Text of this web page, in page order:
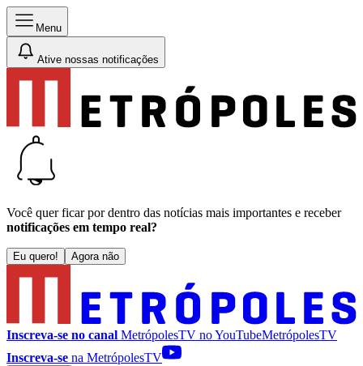
Menu
Ative nossas notificações
Você quer ficar por dentro das notícias mais importantes e receber
notificações em tempo real?
Eu quero! Agora não
Inscreva-se no canal MetrópolesTV noYouTubeMetrópolesTV
Inscreva-se na MetrópolesTV